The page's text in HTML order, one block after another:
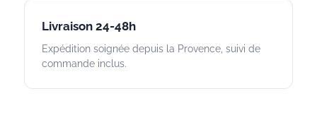
Livraison 24-48h
Expédition soignée depuis la Provence, suivi de
commande inclus.